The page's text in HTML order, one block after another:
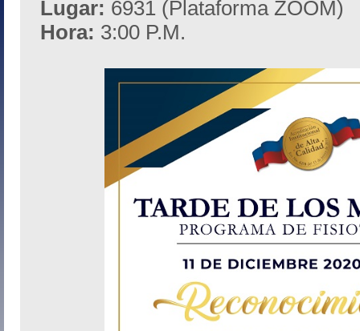
Lugar: 6931 (Plataforma ZOOM)
Hora: 3:00 P.M.